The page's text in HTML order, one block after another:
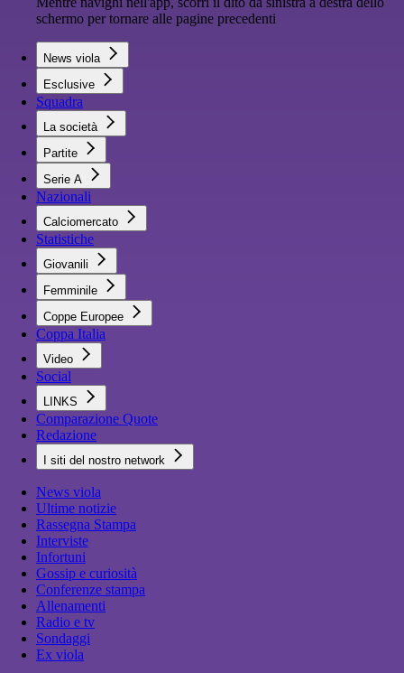
schermo per tornare alle pagine precedenti
News viola
Esclusive
Squadra
La società
Partite
Serie A
Nazionali
Calciomercato
Statistiche
Giovanili
Femminile
Coppe Europee
Coppa Italia
Video
Social
LINKS
Comparazione Quote
Redazione
I siti del nostro network
News viola
Ultime notizie
Rassegna Stampa
Interviste
Infortuni
Gossip e curiosità
Conferenze stampa
Allenamenti
Radio e tv
Sondaggi
Ex viola